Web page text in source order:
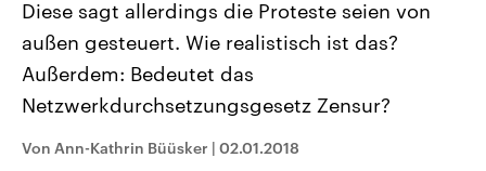
Landtagswahl Sachsen-Anhalt
2026
Alle Informationen
Sachsen-Anhalt wählt am 6.
September 2026 einen neuen
Bundesland von einer Koalition aus
Umfragen, Prognosen,
Wahlprogramme, aktuelle Berichte
USA
Aktuelle Beiträge,
Hintergründe
mit großem Einfluss auf
Diese sagt allerdings die Proteste seien von
außen gesteuert. Wie realistisch ist das?
Außerdem: Bedeutet das
Netzwerkdurchsetzungsgesetz Zensur?
Von Ann-Kathrin Büüsker | 02.01.2018